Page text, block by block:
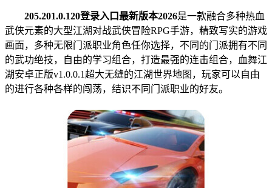
205.201.0.120登录入口最新版本2026是一款融合多种热血
武侠元素的大型江湖对战武侠冒险RPG手游，精致写实的游戏
画面，多种无限门派职业角色任你选择，不同的门派拥有不同
的武功绝技，自由的学习组合，打造最强的连击组合，血舞江
湖安卓正版v1.0.0.1超大无缝的江湖世界地图，玩家可以自由
的进行各种各样的闯荡，结识不同门派职业的好友。